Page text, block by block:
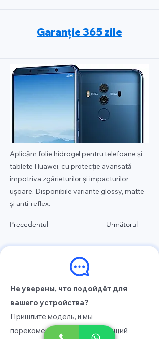
Garanție 365 zile
Aplicăm folie hidrogel pentru telefoane și
tablete Huawei, cu protecție avansată
împotriva zgârieturilor și impacturilor
ușoare. Disponibile variante glossy, matte
și anti-reflex.
Precedentul Următorul
Не уверены, что подойдёт для
вашего устройства?
Пришлите модель, и мы
порекомендуем вам подходящий